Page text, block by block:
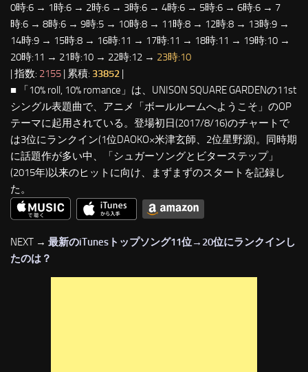
0時:6 → 1時:6 → 2時:6 → 3時:6 → 4時:6 → 5時:6 → 6時:6 → 7
時:6 → 8時:6 → 9時:5 → 10時:8 → 11時:8 → 12時:8 → 13時:9 →
14時:9 → 15時:8 → 16時:11 → 17時:11 → 18時:11 → 19時:10 →
20時:11 → 21時:10 → 22時:12 → 23時:10
| 指数: 2155 | 累積: 33852
■ 「10% roll, 10% romance」は、UNISON SQUARE GARDENの11st
シングル表題曲で、アニメ「ボールルームへようこそ」のOP
テーマに起用されている。登場初日(2017/8/16)のチャートで
は3位にランクイン(1位DAOKO×米津玄師、2位星野源)。同時期
に話題作が多い中、「シュガーソングとビターステップ」
(2015年)以来のヒットに向け、まずまずのスタートを記録し
た。
NEXT → 最新のiTunesトップソング11位→20位にランクインし
たのは？